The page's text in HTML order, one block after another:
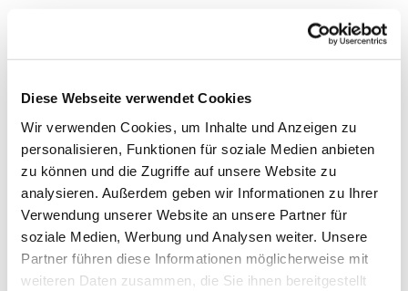
Diese Webseite verwendet Cookies
Wir verwenden Cookies, um Inhalte und Anzeigen zu
personalisieren, Funktionen für soziale Medien anbieten
zu können und die Zugriffe auf unsere Website zu
analysieren. Außerdem geben wir Informationen zu Ihrer
Verwendung unserer Website an unsere Partner für
soziale Medien, Werbung und Analysen weiter. Unsere
Partner führen diese Informationen möglicherweise mit
weiteren Daten zusammen, die Sie ihnen bereitgestellt